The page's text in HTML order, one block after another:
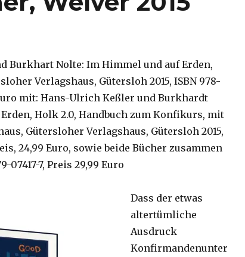
Burkhart Nolte: Im Himmel und auf Erden,
Verlagshaus, Gütersloh 2015, ISBN 978-
mit: Hans-Ulrich Keßler und Burkhardt
Holk 2.0, Handbuch zum Konfikurs, mit
Gütersloher Verlagshaus, Gütersloh 2015,
24,99 Euro, sowie beide Bücher zusammen
07417-7, Preis 29,99 Euro
Dass der etwas
altertümliche
Ausdruck
Konfirmandenunter